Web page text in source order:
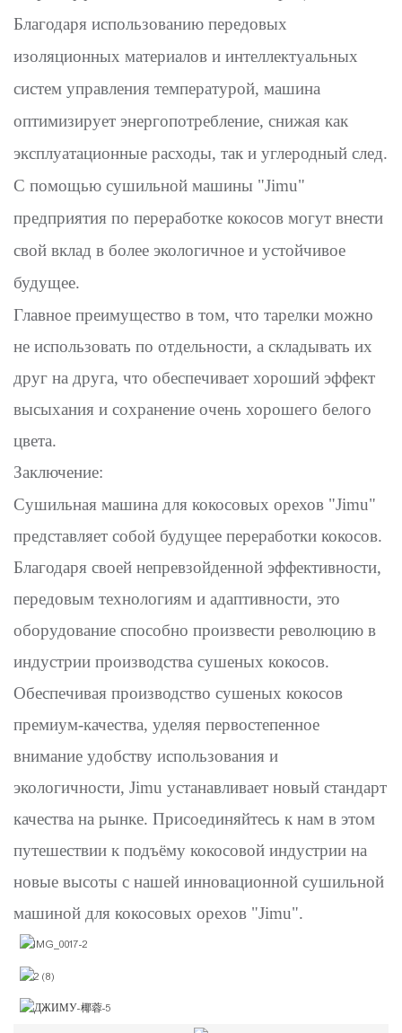
Благодаря использованию передовых
изоляционных материалов и интеллектуальных
систем управления температурой, машина
оптимизирует энергопотребление, снижая как
эксплуатационные расходы, так и углеродный след.
С помощью сушильной машины "Jimu"
предприятия по переработке кокосов могут внести
свой вклад в более экологичное и устойчивое
будущее.
Главное преимущество в том, что тарелки можно
не использовать по отдельности, а складывать их
друг на друга, что обеспечивает хороший эффект
высыхания и сохранение очень хорошего белого
цвета.
Заключение:
Сушильная машина для кокосовых орехов "Jimu"
представляет собой будущее переработки кокосов.
Благодаря своей непревзойденной эффективности,
передовым технологиям и адаптивности, это
оборудование способно произвести революцию в
индустрии производства сушеных кокосов.
Обеспечивая производство сушеных кокосов
премиум-качества, уделяя первостепенное
внимание удобству использования и
экологичности, Jimu устанавливает новый стандарт
качества на рынке. Присоединяйтесь к нам в этом
путешествии к подъёму кокосовой индустрии на
новые высоты с нашей инновационной сушильной
машиной для кокосовых орехов "Jimu".